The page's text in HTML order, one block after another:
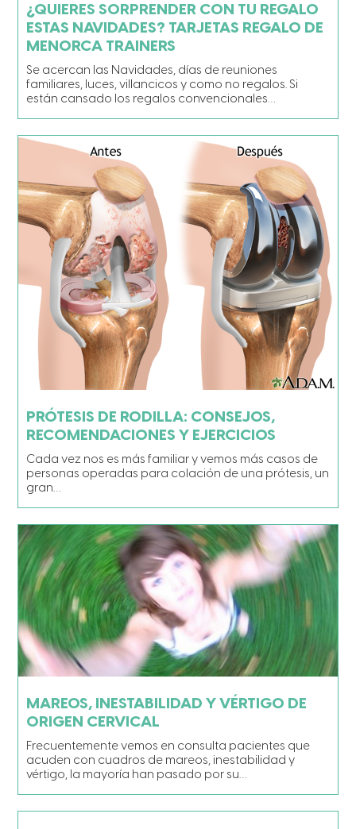
¿QUIERES SORPRENDER CON TU REGALO
ESTAS NAVIDADES? TARJETAS REGALO DE
MENORCA TRAINERS
Se acercan las Navidades, días de reuniones
familiares, luces, villancicos y como no regalos. Si
están cansado los regalos convencionales…
PRÓTESIS DE RODILLA: CONSEJOS,
RECOMENDACIONES Y EJERCICIOS
Cada vez nos es más familiar y vemos más casos de
personas operadas para colación de una prótesis, un
gran…
MAREOS, INESTABILIDAD Y VÉRTIGO DE
ORIGEN CERVICAL
Frecuentemente vemos en consulta pacientes que
acuden con cuadros de mareos, inestabilidad y
vértigo, la mayoría han pasado por su…